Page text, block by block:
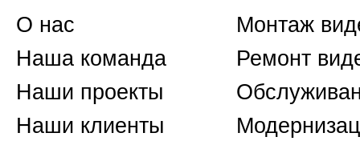
О нас
Наша команда
Наши проекты
Наши клиенты
Монтаж
Ремонт